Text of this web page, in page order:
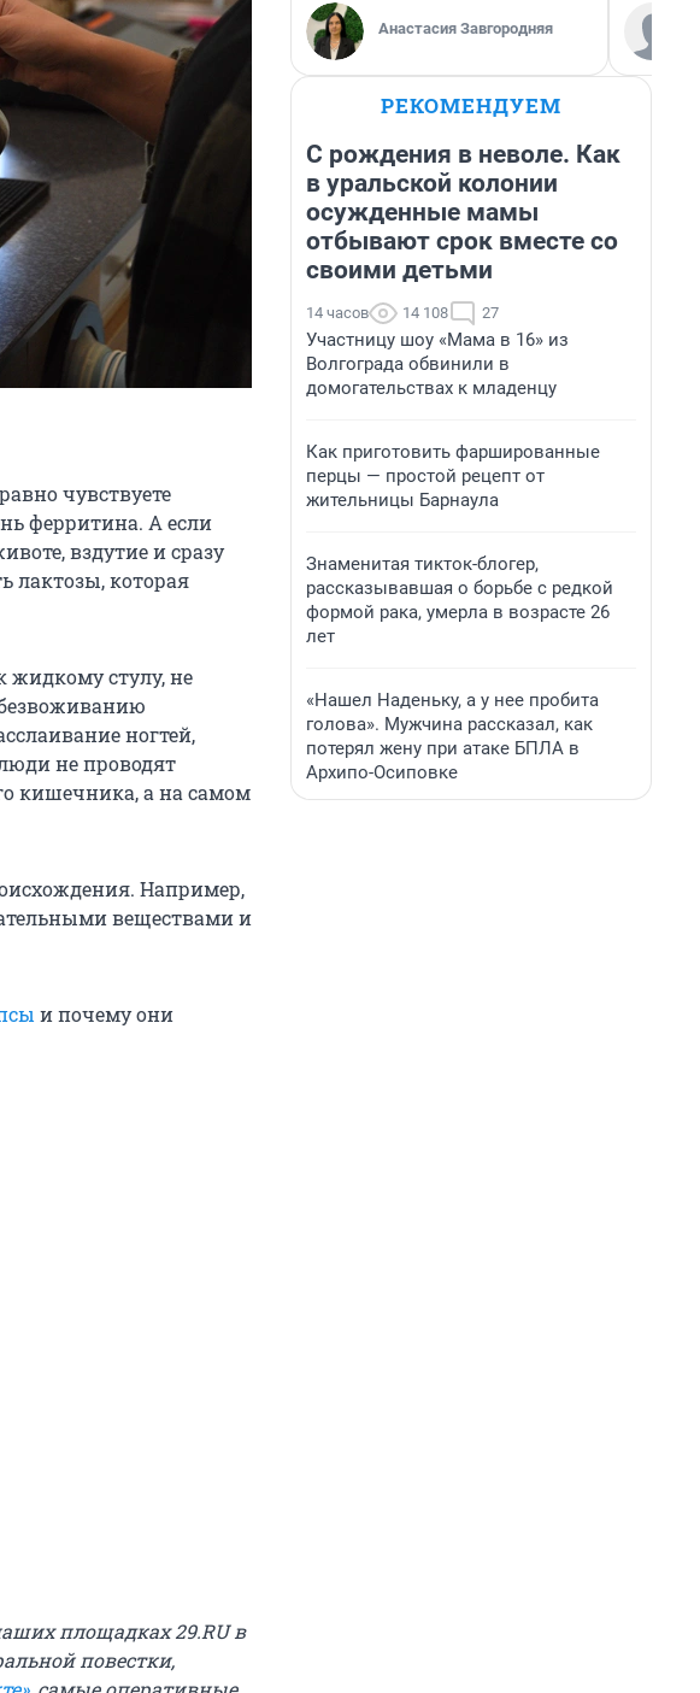
чувствуете
ферритина. А если
вздутие и сразу
лактозы, которая
жидкому стулу, не
ногтей,
не проводят
кишечника, а на самом
Например,
веществами и
и почему они
площадках 29.RU в
повестки,
Анастасия Завгородняя
РЕКОМЕНДУЕМ
С рождения в неволе. Как
в уральской колонии
осужденные мамы
отбывают срок вместе со
своими детьми
14 часов 14 108 27
Участницу шоу «Мама в 16» из
Волгограда обвинили в
домогательствах к младенцу
Как приготовить фаршированные
перцы — простой рецепт от
жительницы Барнаула
Знаменитая тикток-блогер,
рассказывавшая о борьбе с редкой
формой рака, умерла в возрасте 26
лет
«Нашел Наденьку, а у нее пробита
голова». Мужчина рассказал, как
потерял жену при атаке БПЛА в
Архипо-Осиповке